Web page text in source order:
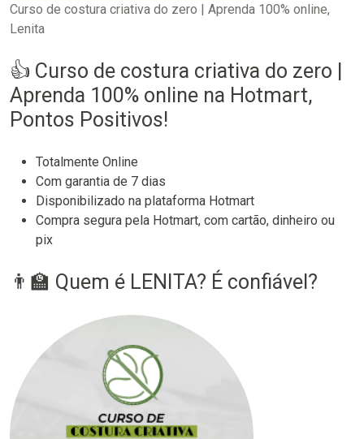
Curso de costura criativa do zero | Aprenda 100% online,
Lenita
👍 Curso de costura criativa do zero |
Aprenda 100% online na Hotmart,
Pontos Positivos!
Totalmente Online
Com garantia de 7 dias
Disponibilizado na plataforma Hotmart
Compra segura pela Hotmart, com cartão, dinheiro ou
pix
👨‍🏫 Quem é LENITA? É confiável?